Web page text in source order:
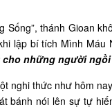
Sống”, thánh Gioan
lập bí tích Mình
những người
nghi thức như hôm
bánh nói lên sự tự